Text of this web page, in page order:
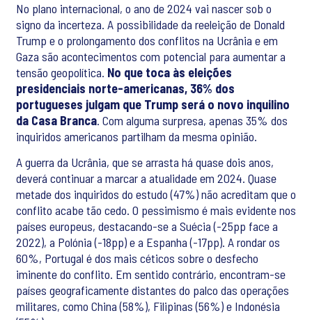
No plano internacional, o ano de 2024 vai nascer sob o
signo da incerteza. A possibilidade da reeleição de Donald
Trump e o prolongamento dos conflitos na Ucrânia e em
Gaza são acontecimentos com potencial para aumentar a
tensão geopolítica. No que toca às eleições
presidenciais norte-americanas, 36% dos
portugueses julgam que Trump será o novo inquilino
da Casa Branca. Com alguma surpresa, apenas 35% dos
inquiridos americanos partilham da mesma opinião.
A guerra da Ucrânia, que se arrasta há quase dois anos,
deverá continuar a marcar a atualidade em 2024. Quase
metade dos inquiridos do estudo (47%) não acreditam que o
conflito acabe tão cedo. O pessimismo é mais evidente nos
países europeus, destacando-se a Suécia (-25pp face a
2022), a Polónia (-18pp) e a Espanha (-17pp). A rondar os
60%, Portugal é dos mais céticos sobre o desfecho
iminente do conflito. Em sentido contrário, encontram-se
países geograficamente distantes do palco das operações
militares, como China (58%), Filipinas (56%) e Indonésia